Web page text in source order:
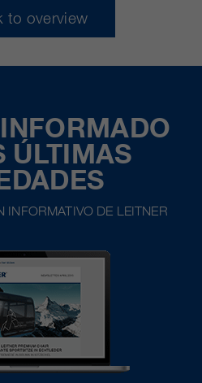
to overview
ÚLTIMAS
INFORMATIVO DE LEITNER